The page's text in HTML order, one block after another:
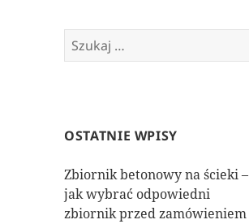
Szukaj:
OSTATNIE WPISY
Zbiornik betonowy na ścieki –
jak wybrać odpowiedni
zbiornik przed zamówieniem